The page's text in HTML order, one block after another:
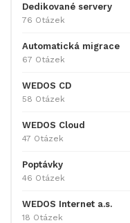
Dedikované servery
76 Otázek
Automatická migrace
67 Otázek
WEDOS CD
58 Otázek
WEDOS Cloud
47 Otázek
Poptávky
46 Otázek
WEDOS Internet a.s.
18 Otázek